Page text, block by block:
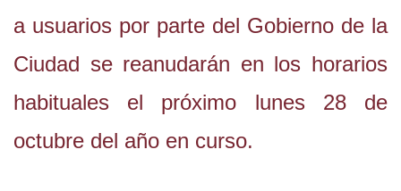
a usuarios por parte del Gobierno de la
Ciudad se reanudarán en los horarios
habituales el próximo lunes 28 de
octubre del año en curso.